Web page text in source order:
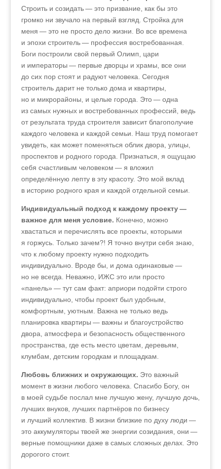
Строить и созидать — это призвание, как бы это
громко ни звучало на первый взгляд. Стройка для
меня — это не просто дело жизни. Во все времена
и эпохи строитель — профессия востребованная.
Боги построили свой первый Олимп, цари
и императоры — первые дворцы и храмы, все они
до сих пор стоят и радуют человека. Сегодня
строитель дарит не только дома и квартиры,
но и микрорайоны, и целые города. Это — одна
из самых нужных и востребованных профессий, ведь
от результата труда строителя зависит благополучие
каждого человека и каждой семьи. Наш труд помогает
увидеть, как может поменяться облик двора, улицы,
проспектов и родного города. Признаться, я ощущаю
себя счастливым человеком — я вложил
определённую лепту в эту красоту. Это мой вклад
в историю родного края и каждой отдельной семьи.
Индивидуальный подход к каждому проекту —
важное для меня условие. Конечно, можно
хвастаться и перечислять все проекты, которыми
я горжусь. Только зачем?! Я точно внутри себя знаю,
что к любому проекту нужно подходить
индивидуально. Вроде бы, и дома одинаковые —
но не всегда. Неважно, ИЖС это или просто
«панель» — тут сам факт: априори подойти строго
индивидуально, чтобы проект был удобным,
комфортным, уютным. Важна не только ведь
планировка квартиры — важны и благоустройство
двора, атмосфера и безопасность общественного
пространства, где есть место цветам, деревьям,
клумбам, детским городкам и площадкам.
Любовь ближних и окружающих. Это важный
момент в жизни любого человека. Спасибо Богу, он
в моей судьбе послал мне лучшую жену, лучшую дочь,
лучших внуков, лучших партнёров по бизнесу
и лучший коллектив. В жизни близкие по духу люди —
это аккумуляторы твоей же энергии созидания, они —
верные помощники даже в самых сложных делах. Это
дорогого стоит.